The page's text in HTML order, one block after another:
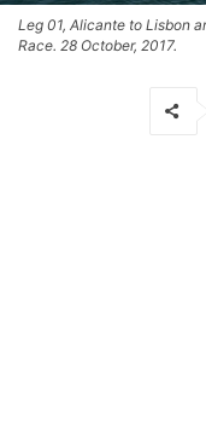
Leg 01, Alicante to Lisbon
Race. 28 October, 2017.